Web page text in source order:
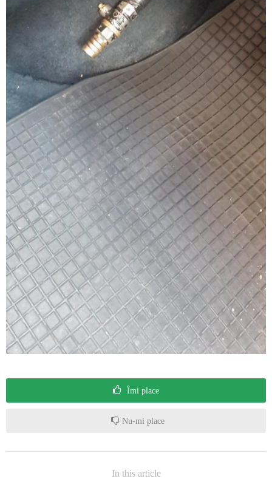
Îmi place
Nu-mi place
In this article